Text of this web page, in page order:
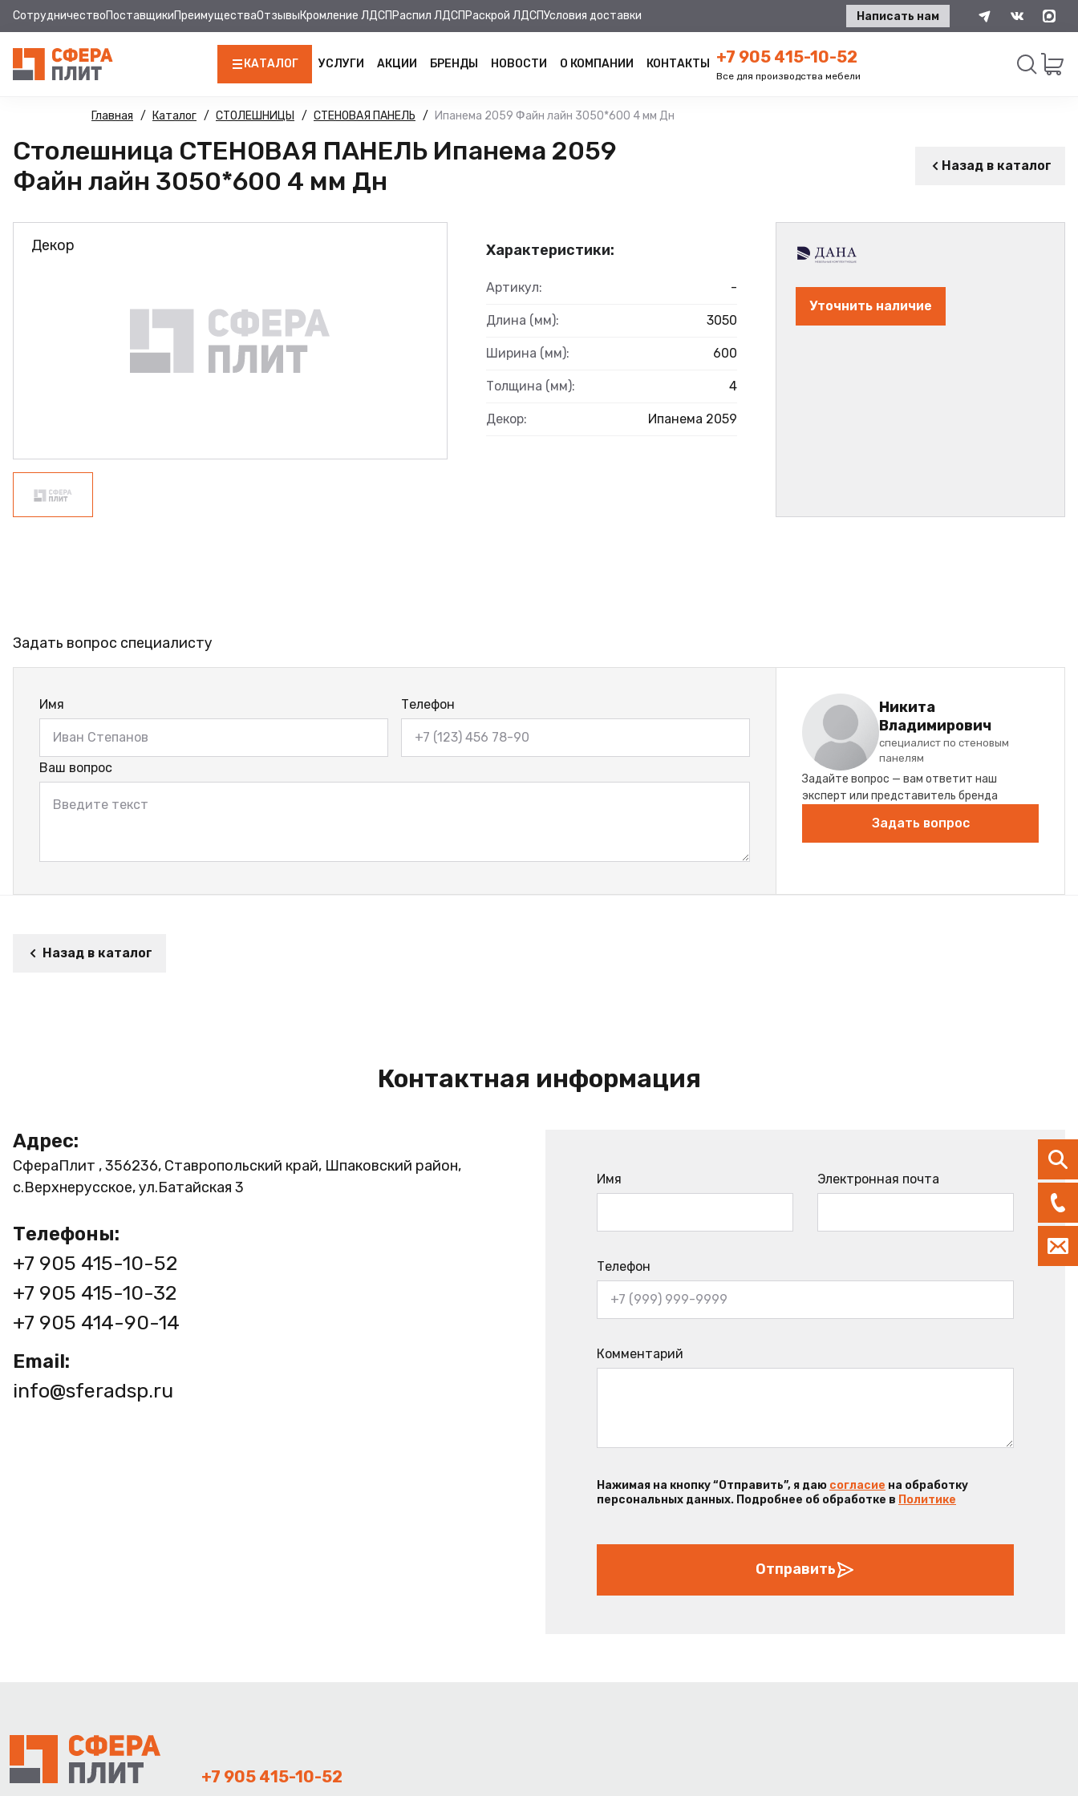
СотрудничествоПоставщикиПреимуществаОтзывыКромление ЛДСП Распил ЛДСП Раскрой ЛДСПУсловия доставки Написать нам
КАТАЛОГ
ЛДСП
КРОМКА
МДФ
МДФ ПАНЕЛИ
ДВПО
ФАНЕРА
УСЛУГИ АКЦИИ БРЕНДЫ НОВОСТИ О КОМПАНИИ КОНТАКТЫ +7 905 415-10-52
Все для производства мебели
Главная Каталог СТОЛЕШНИЦЫ СТЕНОВАЯ ПАНЕЛЬ Ипанема 2059 Файн лайн 3050*600 4 мм Дн
Столешница СТЕНОВАЯ ПАНЕЛЬ Ипанема 2059
Файн лайн 3050*600 4 мм Дн
Назад в каталог
Декор Характеристики:
Артикул: -
Длина (мм): 3050
Ширина (мм): 600
Толщина (мм): 4
Декор: Ипанема 2059
Уточнить наличие
Задать вопрос специалисту
Имя Телефон
Ваш вопрос
Никита
Владимирович
специалист по стеновым
панелям
Задайте вопрос — вам ответит наш
эксперт или представитель бренда
Задать вопрос
Назад в каталог
Контактная информация
Адрес:
СфераПлит , 356236, Ставропольский край, Шпаковский район,
с.Верхнерусское, ул.Батайская 3
Телефоны:
+7 905 415-10-52
+7 905 415-10-32
+7 905 414-90-14
Email:
info@sferadsp.ru
Имя Электронная почта
Телефон
Комментарий
Нажимая на кнопку “Отправить”, я даю согласие на обработку
персональных данных. Подробнее об обработке в Политике
Отправить
+7 905 415-10-52